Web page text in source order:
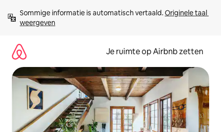
direct
naar
Sommige informatie is automatisch vertaald. Originele taal
weergeven
Je ruimte op Airbnb zetten